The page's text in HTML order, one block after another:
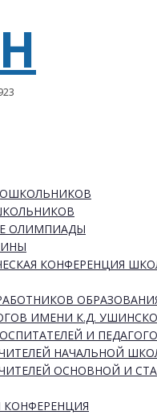
ОЛИМПИАДЫ
КОНФЕРЕНЦИЯ
ИМЕНИ К.Д.
И
НАЧАЛЬНОЙ
ОСНОВНОЙ И
КОНФЕРЕНЦИЯ